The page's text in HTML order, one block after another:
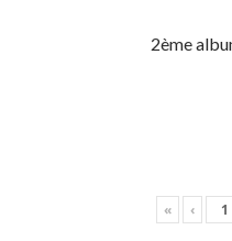
2ème
« ‹